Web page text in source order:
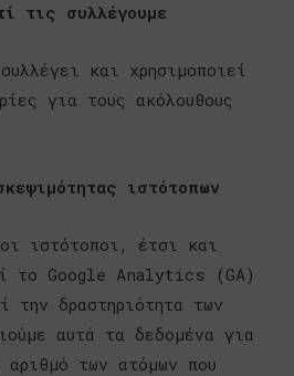
τις συλλέγουμε
και χρησιμοποιεί
για τους ακόλουθους
ιστότοπων
ιστότοποι, έτσι και
το Google Analytics (GA)
την δραστηριότητα των
αυτά τα δεδομένα για
αριθμό των ατόμων που